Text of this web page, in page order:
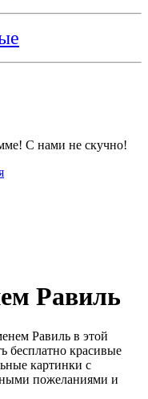
С нами не скучно!
Равиль
Равиль в этой
бесплатно красивые
картинки с
пожеланиями и